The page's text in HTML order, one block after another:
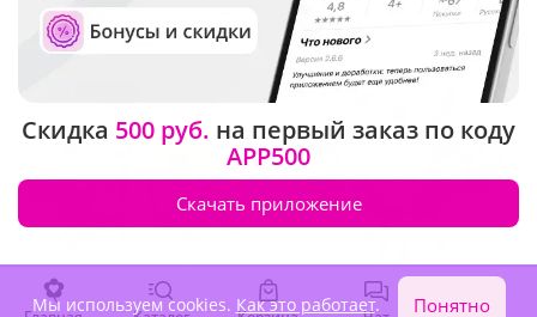
5 970 ₽ 3 970 ₽
Скидка 500 руб. на первый заказ по коду
APP500
Скачать приложение
Мы используем cookies. Как это работает. Понятно